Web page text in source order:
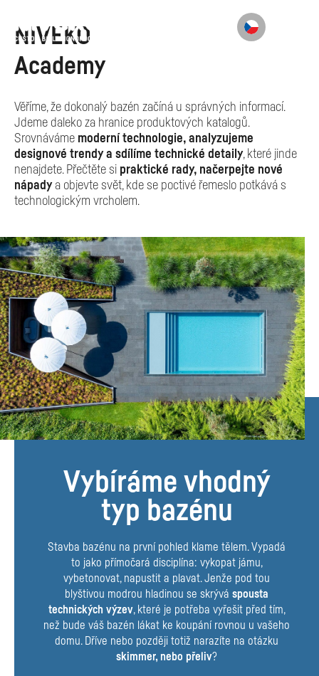
NIVEKO
Academy
Věříme, že dokonalý bazén začíná u správných informací.
Jdeme daleko za hranice produktových katalogů.
Srovnáváme moderní technologie, analyzujeme
designové trendy a sdílíme technické detaily, které jinde
nenajdete. Přečtěte si praktické rady, načerpejte nové
nápadya objevte svět, kde se poctivé řemeslo potkává s
technologickým vrcholem.
Vybíráme vhodný
typ bazénu
Stavba bazénu na první pohled klame tělem. Vypadá
to jako přímočará disciplína: vykopat jámu,
vybetonovat, napustit a plavat. Jenže pod tou
blyštivou modrou hladinou se skrývá spousta
technických výzev, které je potřeba vyřešit před tím,
než bude váš bazén lákat ke koupání rovnou u vašeho
domu. Dříve nebo později totiž narazíte na otázku
skimmer, nebo přeliv?